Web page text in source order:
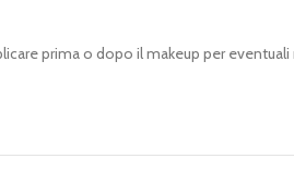
prima o dopo il makeup per eventuali